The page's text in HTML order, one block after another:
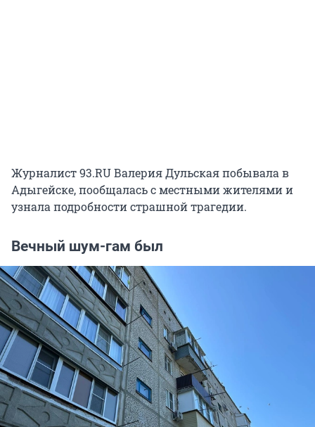
Журналист 93.RU Валерия Дульская побывала в
Адыгейске, пообщалась с местными жителями и
узнала подробности страшной трагедии.
Вечный шум-гам был